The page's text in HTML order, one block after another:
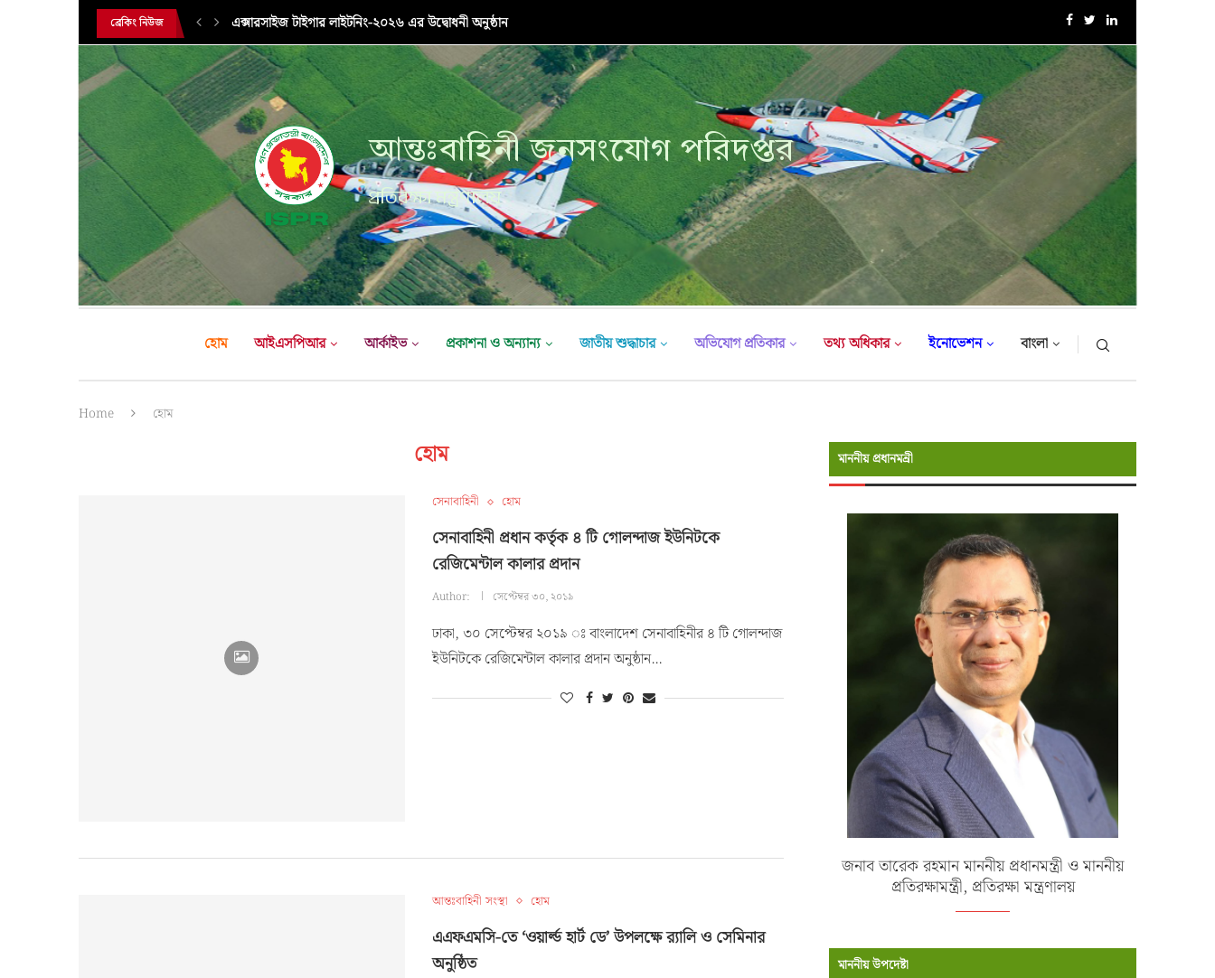
ব্রেকিং নিউজ এক্সারসাইজ টাইগার লাইটনিং-২০২৬ এর উদ্বোধনী অনুষ্ঠান ১৮-তম নৌবাহিনী প্রধান হিসেবে নিয়োগ পেলেন রিয়ার এডমিরাল...
আন্তঃবাহিনী জনসংযোগ পরিদপ্তর
প্রতিরক্ষা মন্ত্রণালয়
হোম আইএসপিআর আর্কাইভ প্রকাশনা ও অন্যান্য জাতীয় শুদ্ধাচার অভিযোগ প্রতিকার তথ্য অধিকার ইনোভেশন বাংলা
Home হোম
হোম
সেনাবাহিনী হোম
সেনাবাহিনী প্রধান কর্তৃক ৪ টি গোলন্দাজ ইউনিটকে
রেজিমেন্টাল কালার প্রদান
Author: সেপ্টেম্বর ৩০, ২০১৯
ঢাকা, ৩০ সেপ্টেম্বর ২০১৯ ঃ বাংলাদেশ সেনাবাহিনীর ৪ টি গোলন্দাজ
ইউনিটকে রেজিমেন্টাল কালার প্রদান অনুষ্ঠান…
আন্তঃবাহিনী সংস্থা হোম
এএফএমসি-তে ‘ওয়ার্ল্ড হার্ট ডে’ উপলক্ষে র‌্যালি ও সেমিনার
অনুষ্ঠিত
মাননীয় প্রধানমন্রী
জনাব তারেক রহমান মাননীয় প্রধানমন্ত্রী ও মাননীয়
প্রতিরক্ষামন্ত্রী, প্রতিরক্ষা মন্ত্রণালয়
মাননীয় উপদেষ্টা